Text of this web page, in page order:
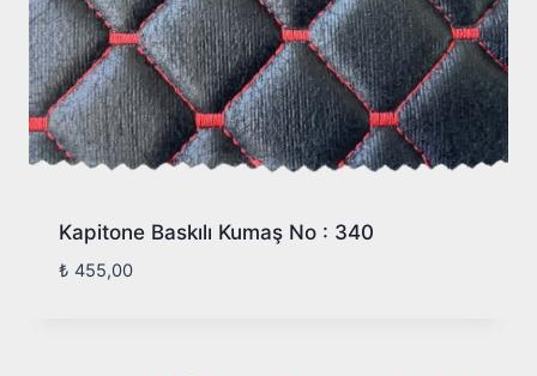
Kapitone Baskılı Kumaş No : 340
₺ 455,00